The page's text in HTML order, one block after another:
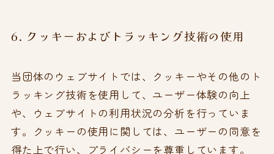
6. クッキーおよびトラッキング技術の使用
当団体のウェブサイトでは、クッキーやその他のト
ラッキング技術を使用して、ユーザー体験の向上
や、ウェブサイトの利用状況の分析を行っていま
す。クッキーの使用に関しては、ユーザーの同意を
得た上で行い、プライバシーを尊重しています。